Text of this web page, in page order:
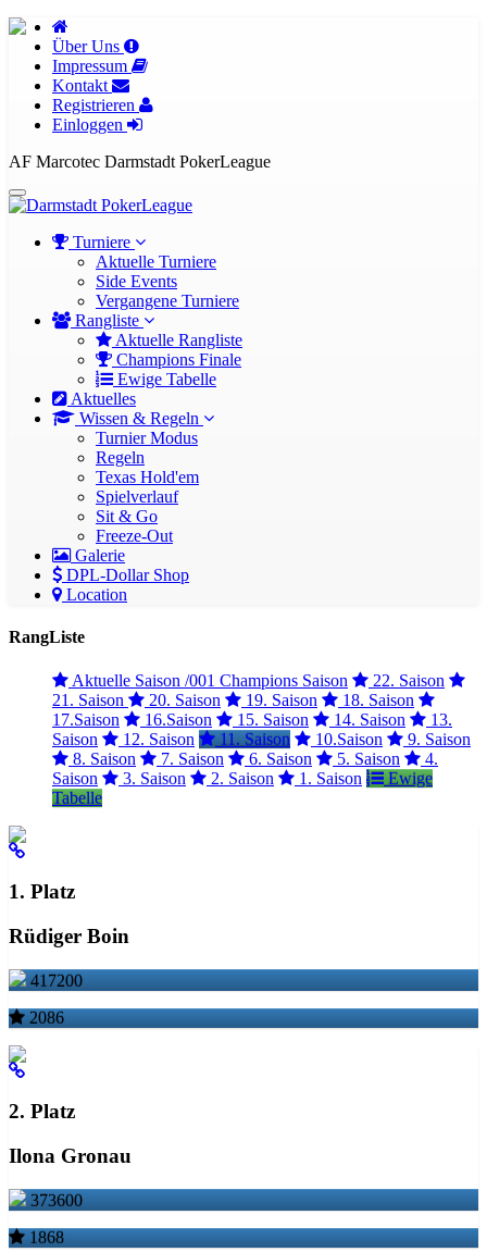
Über Uns
Impressum
Kontakt
Registrieren
Einloggen
AF Marcotec Darmstadt PokerLeague
Turniere
Aktuelle Turniere
Side Events
Vergangene Turniere
Rangliste
Aktuelle Rangliste
Champions Finale
Ewige Tabelle
Aktuelles
Wissen & Regeln
Turnier Modus
Regeln
Texas Hold'em
Spielverlauf
Sit & Go
Freeze-Out
Galerie
DPL-Dollar Shop
Location
RangListe
Aktuelle Saison /001 Champions Saison
22. Saison
21. Saison
20. Saison 19. Saison
18. Saison
17.Saison
16.Saison 15. Saison 14. Saison
13.
Saison
12. Saison 11. Saison 10.Saison
9. Saison
8. Saison
7. Saison 6. Saison 5. Saison
4.
Saison
3. Saison 2. Saison 1. Saison
Ewige
Tabelle
1. Platz
Rüdiger Boin
417200
2086
2. Platz
Ilona Gronau
373600
1868